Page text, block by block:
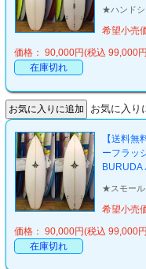
★ハンドシ
希望小売
価格： 90,000円(税込 99,000
在庫切れ
お気に入り
【送料
ーフラッ
BURUDA
★スモール
希望小売
価格： 90,000円(税込 99,000
在庫切れ